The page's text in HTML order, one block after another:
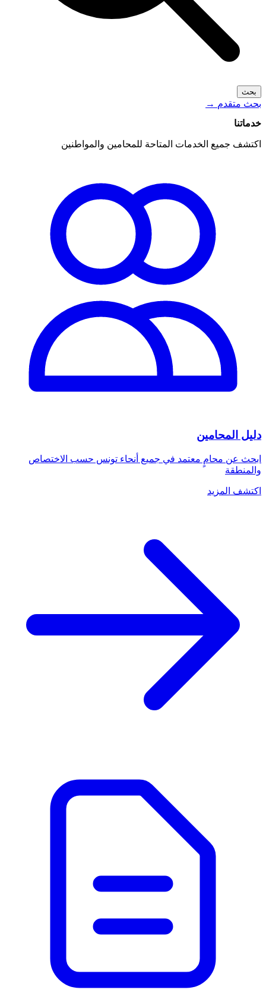
بحث
بحث متقدم →
خدماتنا
اكتشف جميع الخدمات المتاحة للمحامين والمواطنين
دليل المحامين
ابحث عن محامٍ معتمد في جميع أنحاء تونس حسب الاختصاص
والمنطقة
اكتشف المزيد